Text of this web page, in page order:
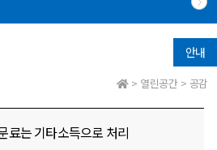
안내
> 열린공간 > 공감
료는 기타소득으로 처리